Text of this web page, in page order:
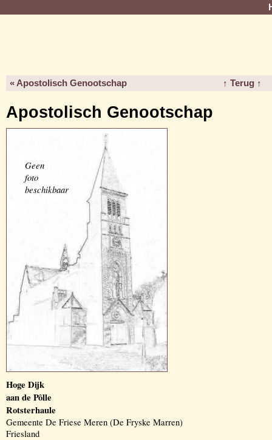
« Apostolisch Genootschap ↑ Terug ↑
Apostolisch Genootschap
Geen
foto
beschikbaar
Hoge Dijk
aan de Pôlle
Rotsterhaule
Gemeente De Friese Meren (De Fryske Marren)
Friesland